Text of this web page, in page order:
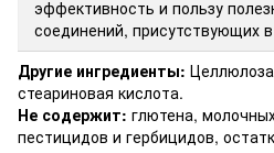
эффективность и пользу
соединений, присутствующих
Другие ингредиенты:
стеариновая кислота.
Не содержит: глютена,
пестицидов и гербицидов,